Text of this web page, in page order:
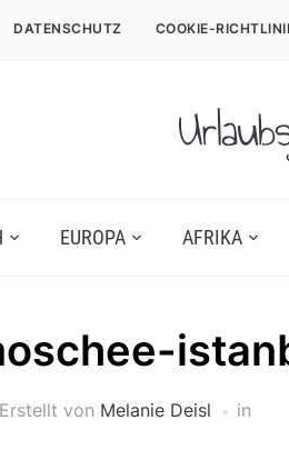
DATENSCHUTZ COOKIE-
EUROPA AFRIKA
Erstellt von Melanie Deisl in